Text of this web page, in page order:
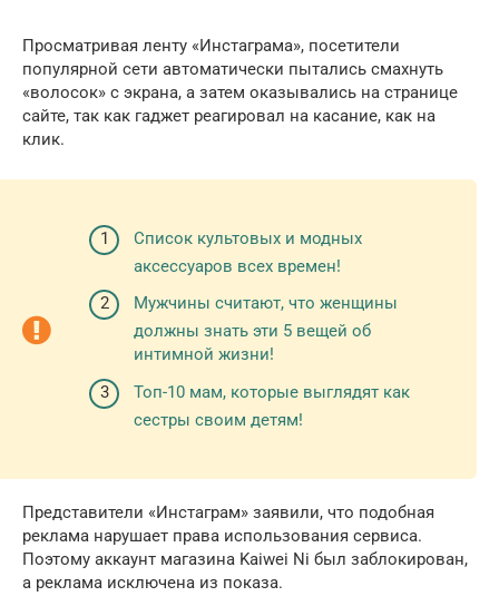
Просматривая ленту «Инстаграма», посетители
популярной сети автоматически пытались смахнуть
«волосок» с экрана, а затем оказывались на странице
сайте, так как гаджет реагировал на касание, как на
клик.
Список культовых и модных
аксессуаров всех времен!
Мужчины считают, что женщины
должны знать эти 5 вещей об
интимной жизни!
Топ-10 мам, которые выглядят как
сестры своим детям!
Представители «Инстаграм» заявили, что подобная
реклама нарушает права использования сервиса.
Поэтому аккаунт магазина Kaiwei Ni был заблокирован,
а реклама исключена из показа.